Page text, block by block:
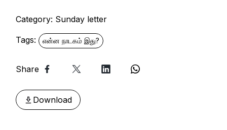
Category: Sunday letter
Tags: என்ன நாடகம் இது?
Share
Download